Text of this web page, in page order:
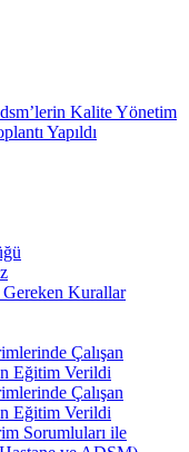
Kalite Yönetim
Yapıldı
Gereken Kurallar
Çalışan
Eğitim Verildi
Çalışan
Eğitim Verildi
Sorumluları ile